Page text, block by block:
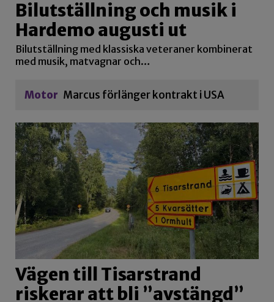
Bilutställning och musik i
Hardemo augusti ut
Bilutställning med klassiska veteraner kombinerat
med musik, matvagnar och…
Motor Marcus förlänger kontrakt i USA
Vägen till Tisarstrand
riskerar att bli ”avstängd”